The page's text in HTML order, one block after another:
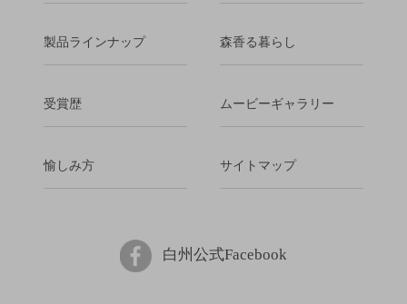
製品ラインナップ
受賞歴
愉しみ方
森香る暮らし
ムービーギャラリー
サイトマップ
白州公式Facebook